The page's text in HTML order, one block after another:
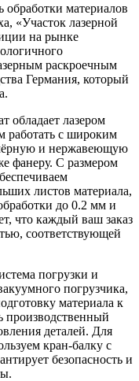
обработки материалов
«Участок лазерной
на рынке
раскроечным
Германия, который
обладает лазером
работать с широким
и нержавеющую
фанеру. С размером
листов материала,
до 0.2 мм и
что каждый ваш заказ
соответствующей
погрузки и
погрузчика,
материала к
производственный
деталей. Для
кран-балку с
безопасность и